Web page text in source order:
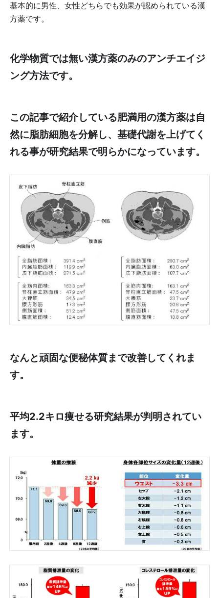
基本的に男性、女性どちらでも効果が認められている漢
方薬です。
化学物質では無い漢方薬のみのアンチエイジ
ング方法です。
この記事で紹介している肥満用の漢方薬は自
然に脂肪細胞を分解し、基礎代謝を上げてく
れる事が研究結果で明らかになっています。
なんと頑固な便秘体質まで改善してくれま
す。
平均2.2キロ痩せる研究結果が判明されてい
ます。